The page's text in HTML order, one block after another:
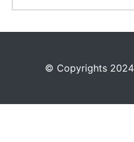
©️ Copyrights